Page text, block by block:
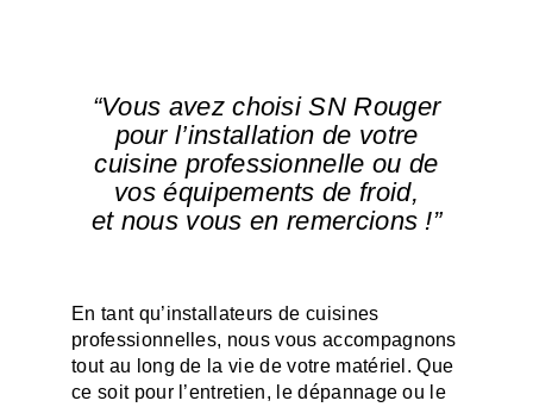
“Vous avez choisi SN Rouger
pour l’installation de votre
cuisine professionnelle ou de
vos équipements de froid,
et nous vous en remercions !”
En tant qu’installateurs de cuisines
professionnelles, nous vous accompagnons
tout au long de la vie de votre matériel. Que
ce soit pour l’entretien, le dépannage ou le